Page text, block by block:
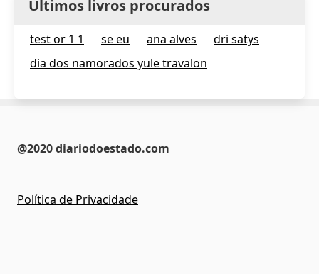
Últimos livros procurados
test or 1 1 se eu ana alves
dri satys
dia dos namorados yule travalon
@2020 diariodoestado.com
Política de Privacidade